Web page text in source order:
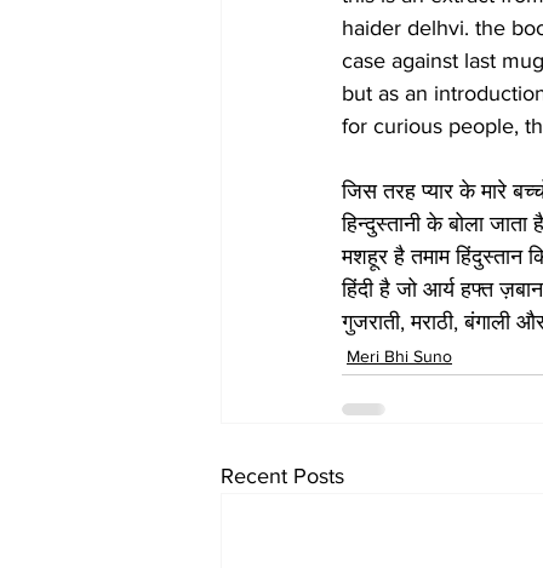
haider delhvi. the
case against last
but as an
for curious people,
जिस तरह प्यार के मारे
हिन्दुस्तानी के बोला
मशहूर है तमाम
हिंदी है जो आर्य हफ्त
गुजराती, मराठी, बंगाली
Meri Bhi Suno
Recent Posts